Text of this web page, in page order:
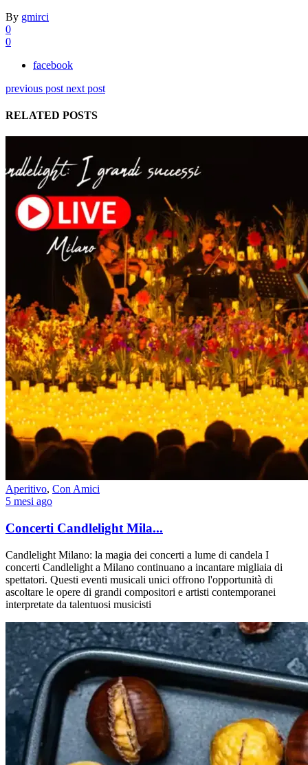
By gmirci
0
0
facebook
previous post next post
RELATED POSTS
Aperitivo, Con Amici
5 mesi ago
Concerti Candlelight Mila...
Candlelight Milano: la magia dei concerti a lume di candela I
concerti Candlelight a Milano continuano a incantare migliaia di
spettatori. Questi eventi musicali unici offrono l'opportunità di
ascoltare le opere di grandi compositori e artisti contemporanei
interpretate da talentuosi musicisti